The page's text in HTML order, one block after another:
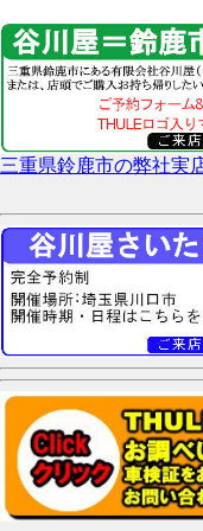
三重県鈴鹿市の弊社実